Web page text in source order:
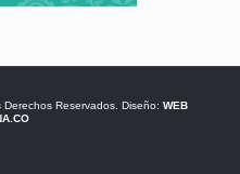
Reservados. Diseño: WEB